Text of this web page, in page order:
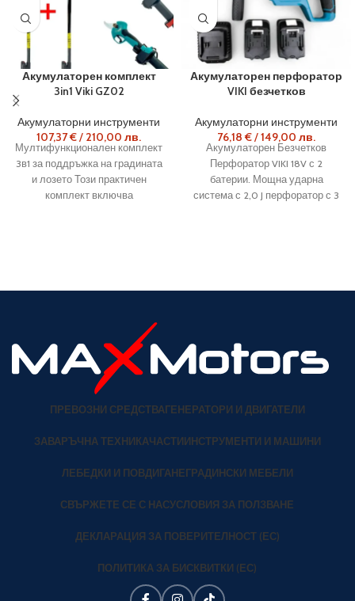
Акумулаторен комплект
3in1 Viki GZ02
Акумулаторни инструменти
107,37€/ 210,00 лв.
Мултифункционален комплект
3в1 за поддръжка на градината
и лозето Този практичен
комплект включва
Акумулаторен перфоратор
VIKI безчетков
Акумулаторни инструменти
76,18 €/149,00 лв.
Акумулаторен Безчетков
Перфоратор VIKI 18V с 2
батерии. Мощна ударна
система с 2,0 J перфоратор с 3
ПРЕВОЗНИ СРЕДСТВАГЕНЕРАТОРИ И ДВИГАТЕЛИ
ЗАВАРЪЧНА ТЕХНИКАЧАСТИИНСТРУМЕНТИ И МАШИНИ
ЛЕБЕДКИ И ПОВДИГАНЕГРАДИНСКИ МЕБЕЛИ
СВЪРЖЕТЕ СЕ С НАСУСЛОВИЯ ЗА ПОЛЗВАНЕ
ДЕКЛАРАЦИЯ ЗА ПОВЕРИТЕЛНОСТ (ЕС)
ПОЛИТИКА ЗА БИСКВИТКИ (ЕС)